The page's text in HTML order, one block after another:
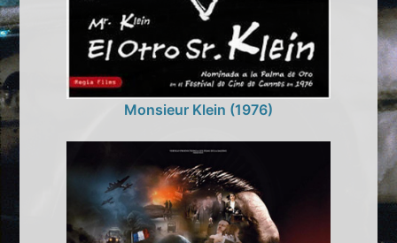
Monsieur Klein (1976)